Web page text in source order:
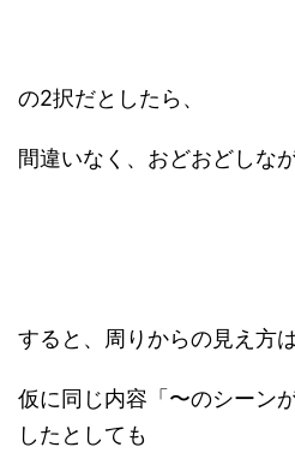
の2択だとしたら、
間違いなく、おどおどしな
すると、周りからの見え方
仮に同じ内容「〜のシーン
したとしても